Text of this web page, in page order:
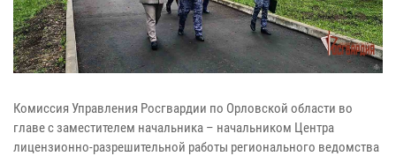
Комиссия Управления Росгвардии по Орловской области во
главе с заместителем начальника – начальником Центра
лицензионно-разрешительной работы регионального ведомства